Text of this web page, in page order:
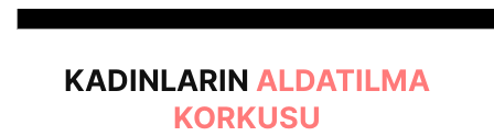
KADINLARIN ALDATILMA
KORKUSU